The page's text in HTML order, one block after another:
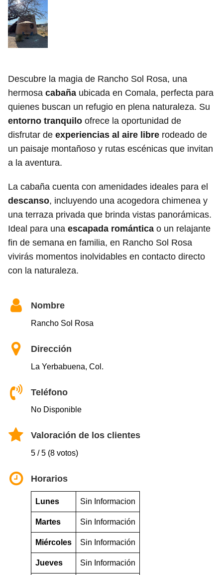
Descubre la magia de Rancho Sol Rosa, una
hermosa cabaña ubicada en Comala, perfecta para
quienes buscan un refugio en plena naturaleza. Su
entorno tranquilo ofrece la oportunidad de
disfrutar de experiencias al aire libre rodeado de
un paisaje montañoso y rutas escénicas que invitan
a la aventura.
La cabaña cuenta con amenidades ideales para el
descanso, incluyendo una acogedora chimenea y
una terraza privada que brinda vistas panorámicas.
Ideal para una escapada romántica o un relajante
fin de semana en familia, en Rancho Sol Rosa
vivirás momentos inolvidables en contacto directo
con la naturaleza.
Nombre
Rancho Sol Rosa
Dirección
La Yerbabuena, Col.
Teléfono
No Disponible
Valoración de los clientes
5 / 5 (8 votos)
Horarios
Lunes Sin Informacion
Martes Sin Información
Miércoles Sin Información
Jueves Sin Información